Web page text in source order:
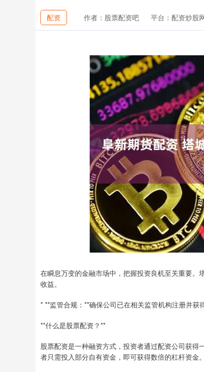
配资 作者：股票配资吧 平台：配资炒股
在瞬息万变的金融市场中，把握投资良机至关重要
收益。
* **监管合规：**确保公司已在相关监管机构注册并获
**什么是股票配资？**
股票配资是一种融资方式，投资者通过配资公司获
者只需投入部分自有资金，即可获得数倍的杠杆资金。